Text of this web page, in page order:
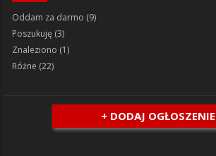
Oddam za darmo (9)
Poszukuję (3)
Znaleziono (1)
Różne (22)
+ DODAJ OGŁOSZENIE